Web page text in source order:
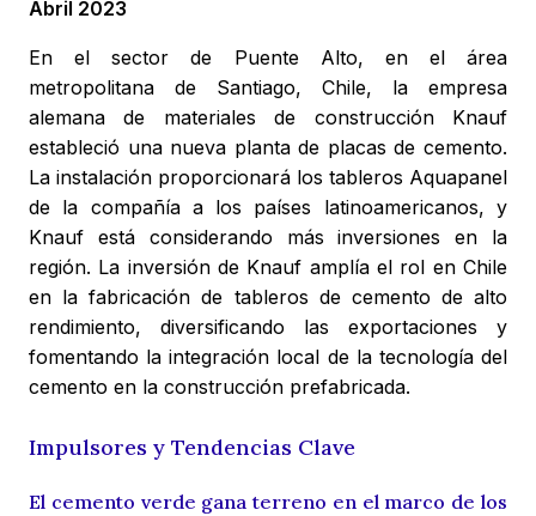
Abril 2023
En el sector de Puente Alto, en el área
metropolitana de Santiago, Chile, la empresa
alemana de materiales de construcción Knauf
estableció una nueva planta de placas de cemento.
La instalación proporcionará los tableros Aquapanel
de la compañía a los países latinoamericanos, y
Knauf está considerando más inversiones en la
región. La inversión de Knauf amplía el rol en Chile
en la fabricación de tableros de cemento de alto
rendimiento, diversificando las exportaciones y
fomentando la integración local de la tecnología del
cemento en la construcción prefabricada.
Impulsores y Tendencias Clave
El cemento verde gana terreno en el marco de los